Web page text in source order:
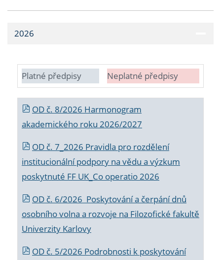
2026
Platné předpisy Neplatné předpisy
OD č. 8/2026 Harmonogram
akademického roku 2026/2027
OD č. 7_2026 Pravidla pro rozdělení
institucionální podpory na vědu a výzkum
poskytnuté FF UK_Co operatio 2026
OD č. 6/2026 Poskytování a čerpání dnů
osobního volna a rozvoje na Filozofické fakultě
Univerzity Karlovy
OD č. 5/2026 Podrobnosti k poskytování